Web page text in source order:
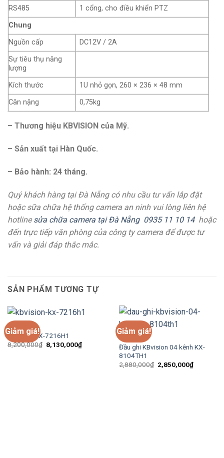
RS485
1 cổng, cho điều khiển PTZ
Chung
Nguồn cấp
DC12V / 2A
Sự tiêu thụ năng
lượng
Kích thước
1U nhỏ gọn, 260 × 236 × 48 mm
Cân nặng
0,75kg
– Thương hiệu KBVISION của Mỹ.
– Sản xuất tại Hàn Quốc.
– Bảo hành: 24 tháng.
Quý khách hàng tại Đà Nẵng có nhu cầu tư vấn lắp đặt
hoặc sữa chữa hệ thống camera an ninh vui lòng liên hệ
hotlinesửa chữa camera tại Đà Nẵng 0935 11 10 14hoặc
đến trực tiếp văn phòng của công ty camera để được tư
vấn và giải đáp thắc mắc.
SẢN PHẨM TƯƠNG TỰ
Giảm giá!
KBVISION
KBvision KX-7216H1
8,200,000₫ Giá
gốc
8,130,000₫Giá
hiện
Giảm giá!
KBVISION
Đầu ghi KBvision 04 kênh KX-
8104TH1
2,880,000₫ Giá
gốc
2,850,000₫Giá
hiện